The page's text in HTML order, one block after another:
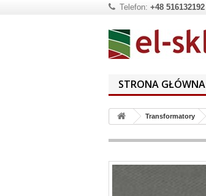
Telefon: +48 516132192
STRONA GŁÓWNA
Transformatory